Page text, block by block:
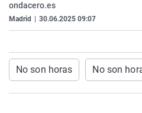
ondacero.es
Madrid 30.06.2025 09:07
No son horas No son